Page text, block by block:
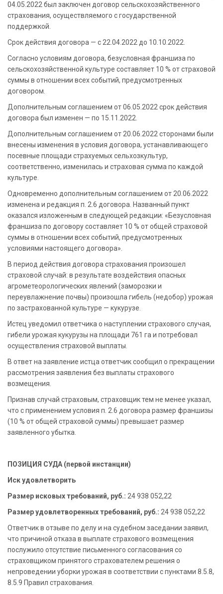
04.05.2022 был заключен договор сельскохозяйственного
страхования, осуществляемого с государственной
поддержкой.
Срок действия договора — с 22.04.2022 до 10.10.2022.
Согласно условиям договора, безусловная франшиза по
сельскохозяйственной культуре составляет 10 % от страховой
суммы в отношении всех событий, предусмотренных
договором.
Дополнительным соглашением от 06.05.2022 срок действия
договора был изменен — по 15.11.2022.
Дополнительным соглашением от 20.06.2022 сторонами были
внесены изменения в условия договора, устанавливающего
посевные площади страхуемых сельхозкультур,
соответственно, изменилась и страховая сумма по каждой
культуре.
Одновременно дополнительным соглашением от 20.06.2022
изменена и редакция п. 2.6 договора. Названный пункт
оказался изложенным в следующей редакции: «Безусловная
франшиза по договору составляет 10 % от общей страховой
суммы в отношении всех событий, предусмотренных
условиями настоящего договора».
В период действия договора страхования произошел
страховой случай: в результате воздействия опасных
агрометеорологических явлений (заморозки и
переувлажнение почвы) произошла гибель (недобор) урожая
по застрахованной культуре — кукурузе.
Истец уведомил ответчика о наступлении страхового случая,
гибели урожая кукурузы на площади 761 га и потребовал
осуществления страховой выплаты.
В ответ на заявление истца ответчик сообщил о прекращении
рассмотрения заявления без выплаты страхового
возмещения.
Признав случай страховым, страховщик тем не менее указал,
что с применением условия п. 2.6 договора размер франшизы
(10 % от общей страховой суммы) превышает размер
заявленного убытка.
ПОЗИЦИЯ СУДА (первой инстанции)
Иск удовлетворить
Размер исковых требований, руб.: 24 938 052,22
Размер удовлетворенных требований, руб.: 24 938 052,22
Ответчик в отзыве по делу и на судебном заседании заявил,
что причиной отказа в выплате страхового возмещения
послужило отсутствие письменного согласования со
страховщиком принятого страхователем решения о
непроведении уборки урожая в соответствии с пунктами 8.5.8,
8.5.9 Правил страхования.